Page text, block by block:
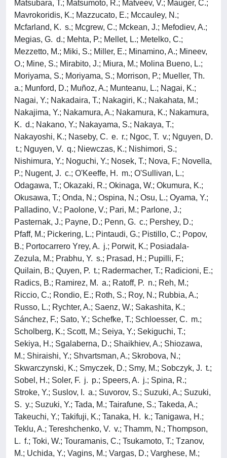
Matsubara, T.; Matsumoto, R.; Matveev, V.; Mauger, C.;
Mavrokoridis, K.; Mazzucato, E.; Mccauley, N.;
Mcfarland, K. s.; Mcgrew, C.; Mckean, J.; Mefodiev, A.;
Megias, G. d.; Mehta, P.; Mellet, L.; Metelko, C.;
Mezzetto, M.; Miki, S.; Miller, E.; Minamino, A.; Mineev,
O.; Mine, S.; Mirabito, J.; Miura, M.; Molina Bueno, L.;
Moriyama, S.; Moriyama, S.; Morrison, P.; Mueller, Th.
a.; Munford, D.; Muñoz, A.; Munteanu, L.; Nagai, K.;
Nagai, Y.; Nakadaira, T.; Nakagiri, K.; Nakahata, M.;
Nakajima, Y.; Nakamura, A.; Nakamura, K.; Nakamura,
K. d.; Nakano, Y.; Nakayama, S.; Nakaya, T.;
Nakayoshi, K.; Naseby, C. e. r.; Ngoc, T. v.; Nguyen, D.
t.; Nguyen, V. q.; Niewczas, K.; Nishimori, S.;
Nishimura, Y.; Noguchi, Y.; Nosek, T.; Nova, F.; Novella,
P.; Nugent, J. c.; O'Keeffe, H. m.; O'Sullivan, L.;
Odagawa, T.; Okazaki, R.; Okinaga, W.; Okumura, K.;
Okusawa, T.; Onda, N.; Ospina, N.; Osu, L.; Oyama, Y.;
Palladino, V.; Paolone, V.; Pari, M.; Parlone, J.;
Pasternak, J.; Payne, D.; Penn, G. c.; Pershey, D.;
Pfaff, M.; Pickering, L.; Pintaudi, G.; Pistillo, C.; Popov,
B.; Portocarrero Yrey, A. j.; Porwit, K.; Posiadala-
Zezula, M.; Prabhu, Y. s.; Prasad, H.; Pupilli, F.;
Quilain, B.; Quyen, P. t.; Radermacher, T.; Radicioni, E.;
Radics, B.; Ramirez, M. a.; Ratoff, P. n.; Reh, M.;
Riccio, C.; Rondio, E.; Roth, S.; Roy, N.; Rubbia, A.;
Russo, L.; Rychter, A.; Saenz, W.; Sakashita, K.;
Sánchez, F.; Sato, Y.; Schefke, T.; Schloesser, C. m.;
Scholberg, K.; Scott, M.; Seiya, Y.; Sekiguchi, T.;
Sekiya, H.; Sgalaberna, D.; Shaikhiev, A.; Shiozawa,
M.; Shiraishi, Y.; Shvartsman, A.; Skrobova, N.;
Skwarczynski, K.; Smyczek, D.; Smy, M.; Sobczyk, J. t.;
Sobel, H.; Soler, F. j. p.; Speers, A. j.; Spina, R.;
Stroke, Y.; Suslov, I. a.; Suvorov, S.; Suzuki, A.; Suzuki,
S. y.; Suzuki, Y.; Tada, M.; Tairafune, S.; Takeda, A.;
Takeuchi, Y.; Takifuji, K.; Tanaka, H. k.; Tanigawa, H.;
Teklu, A.; Tereshchenko, V. v.; Thamm, N.; Thompson,
L. f.; Toki, W.; Touramanis, C.; Tsukamoto, T.; Tzanov,
M.; Uchida, Y.; Vagins, M.; Vargas, D.; Varghese, M.;